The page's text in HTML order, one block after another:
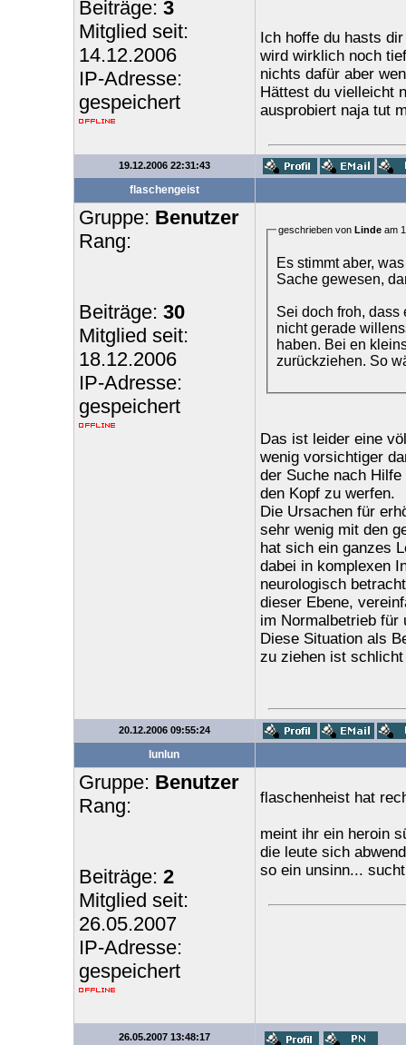
Beiträge: 3
Mitglied seit:
14.12.2006
IP-Adresse:
gespeichert
Ich hoffe du hasts
wird wirklich noch
nichts dafür aber
Hättest du vielleicht
ausprobiert naja tut
19.12.2006 22:31:43
flaschengeist
Gruppe: Benutzer
Rang:
Beiträge: 30
Mitglied seit:
18.12.2006
IP-Adresse:
gespeichert
geschrieben von Lindeam
Es stimmt aber,
Sache gewesen,
Sei doch froh, dass
nicht gerade willensstark. Stell dir
haben. Bei en
zurückziehen. So
Das ist leider eine
wenig vorsichtiger
der Suche nach
den Kopf zu werfen.
Die Ursachen für
sehr wenig mit den
hat sich ein ganzes
dabei in komplexen
neurologisch
dieser Ebene,
im Normalbetrieb für
Diese Situation als
zu ziehen ist
20.12.2006 09:55:24
lunlun
Gruppe: Benutzer
Rang:
Beiträge: 2
Mitglied seit:
26.05.2007
IP-Adresse:
gespeichert
flaschenheist hat
meint ihr ein heroin
die leute sich
so ein unsinn...
26.05.2007 13:48:17